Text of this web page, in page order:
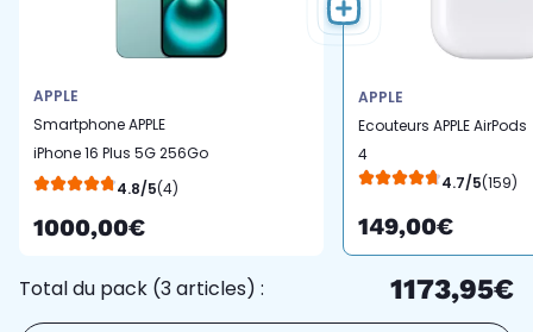
APPLE
Smartphone APPLE
iPhone 16 Plus 5G 256Go
Sarcelle
4.8/5(4)
1000,00€
APPLE
Ecouteurs APPLE AirPods
4
4.7/5(159)
149,00€
Total du pack (3 articles) : 1173,95€